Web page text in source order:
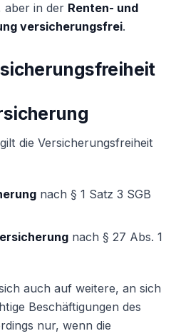
aber in der Renten- und
versicherungsfrei.
die Versicherungsfreiheit
nach § 1 Satz 3 SGB
nach § 27 Abs. 1
auch auf weitere, an sich
Beschäftigungen des
nur, wenn die